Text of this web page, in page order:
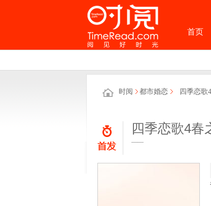
首页
时阅 都市婚恋 四季恋歌
四季恋歌4春
——